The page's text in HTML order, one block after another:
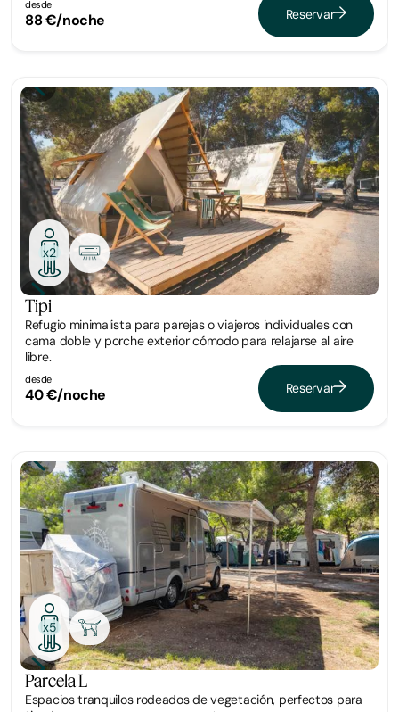
desde
88 €/noche Reservar
Glamping
x2
Tipi
Refugio minimalista para parejas o viajeros individuales con
cama doble y porche exterior cómodo para relajarse al aire
libre.
desde
40 €/noche Reservar
Parcela
x5
Parcela L
Espacios tranquilos rodeados de vegetación, perfectos para